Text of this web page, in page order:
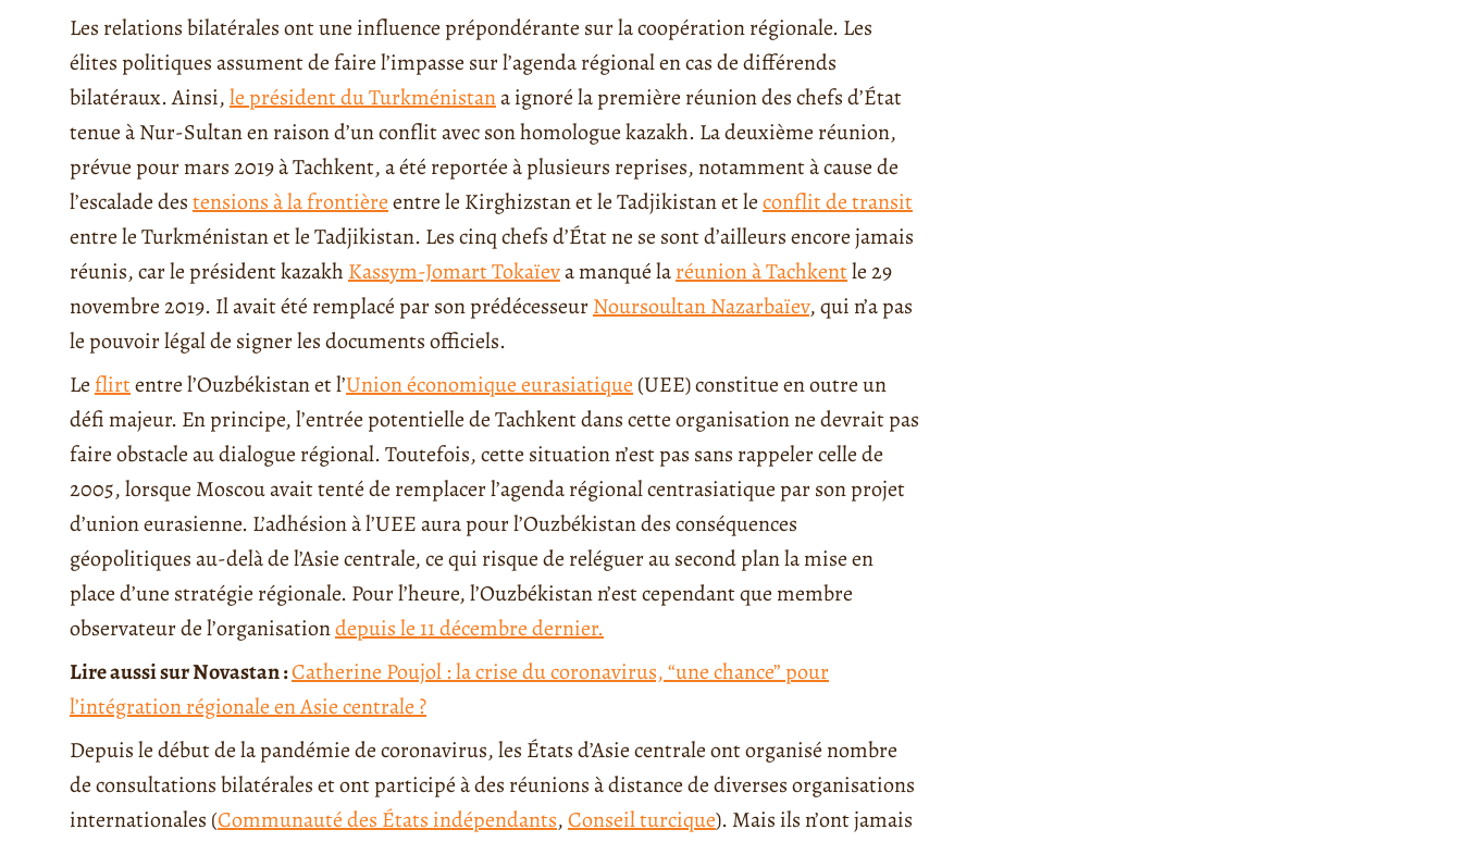
Les relations bilatérales ont une influence prépondérante sur la coopération régionale. Les
élites politiques assument de faire l’impasse sur l’agenda régional en cas de différends
bilatéraux. Ainsi,le président du Turkménistana ignoré la première réunion des chefs d’État
tenue à Nur-Sultan en raison d’un conflit avec son homologue kazakh. La deuxième réunion,
prévue pour mars 2019 à Tachkent, a été reportée à plusieurs reprises, notamment à cause de
l’escalade destensions à la frontièreentre le Kirghizstan et le Tadjikistan et leconflit de transit
entre le Turkménistan et le Tadjikistan. Les cinq chefs d’État ne se sont d’ailleurs encore jamais
réunis, car le président kazakh Kassym-Jomart Tokaïeva manqué laréunion à Tachkentle 29
novembre 2019. Il avait été remplacé par son prédécesseurNoursoultan Nazarbaïev, qui n’a pas
le pouvoir légal de signer les documents officiels.
Le flirtentre l’Ouzbékistan et l’Union économique eurasiatique (UEE) constitue en outre un
défi majeur. En principe, l’entrée potentielle de Tachkent dans cette organisation ne devrait pas
faire obstacle au dialogue régional. Toutefois, cette situation n’est pas sans rappeler celle de
2005, lorsque Moscou avait tenté de remplacer l’agenda régional centrasiatique par son projet
d’union eurasienne. L’adhésion à l’UEE aura pour l’Ouzbékistan des conséquences
géopolitiques au-delà de l’Asie centrale, ce qui risque de reléguer au second plan la mise en
place d’une stratégie régionale. Pour l’heure, l’Ouzbékistan n’est cependant que membre
observateur de l’organisationdepuis le 11 décembre dernier.
Lire aussi sur Novastan :Catherine Poujol : la crise du coronavirus, “une chance” pour
l’intégration régionale en Asie centrale ?
Depuis le début de la pandémie de coronavirus, les États d’Asie centrale ont organisé nombre
de consultations bilatérales et ont participé à des réunions à distance de diverses organisations
internationales (Communauté des États indépendants,Conseil turcique). Mais ils n’ont jamais